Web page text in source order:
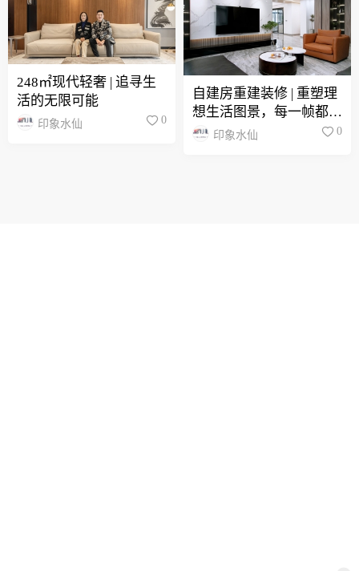
248㎡现代轻奢 | 追寻生
活的无限可能
印象水仙 0
自建房重建装修 | 重塑理
想生活图景，每一帧都值
得细品印象水仙 0